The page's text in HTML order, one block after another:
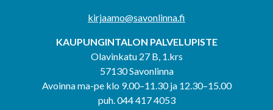
kirjaamo@savonlinna.fi
KAUPUNGINTALON PALVELUPISTE
Olavinkatu 27 B, 1.krs
57130 Savonlinna
Avoinna ma-pe klo 9.00–11.30 ja 12.30–15.00
puh. 044 417 4053